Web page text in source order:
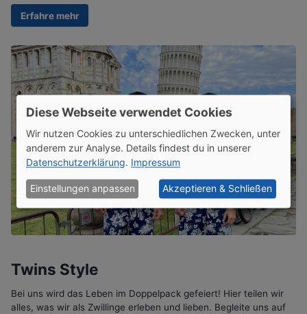
Erfahre mehr
Twins Style
Bei uns wird das Leben im Doppelpack gefeiert! Hier teilen wir
alles, was wir als Zwillinge erleben und lieben. Begleite uns auf
Diese Webseite verwendet Cookies
Wir nutzen Cookies zu unterschiedlichen Zwecken, unter
anderem zur Analyse. Details findest du in unserer
Datenschutzerklärung. Impressum
Einstellungen anpassen Akzeptieren & Schließen